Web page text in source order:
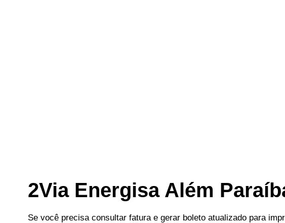
2Via Energisa Além
Se você precisa consultar fatura e gerar boleto atualizado para